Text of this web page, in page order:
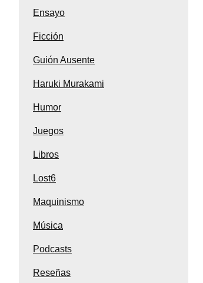
Ensayo
Ficción
Guión Ausente
Haruki Murakami
Humor
Juegos
Libros
Lost6
Maquinismo
Música
Podcasts
Reseñas